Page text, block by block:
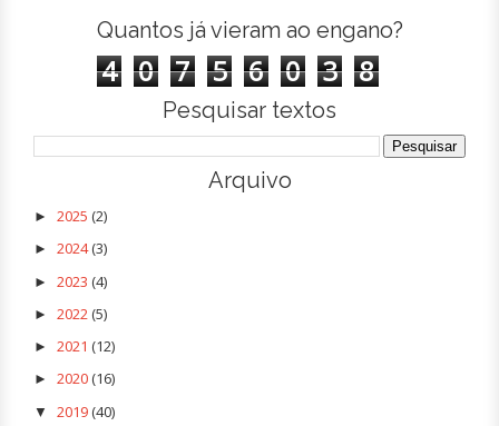
Quantos já vieram ao engano?
4 0 7 5 6 0 3 8
Pesquisar textos
Arquivo
► 2025 (2)
► 2024(3)
► 2023 (4)
► 2022(5)
► 2021 (12)
► 2020(16)
▼ 2019(40)